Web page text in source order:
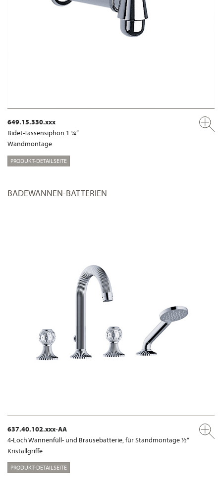
649.15.330.xxx
Bidet-Tassensiphon 1 ¼“
Wandmontage
PRODUKT-DETAILSEITE
BADEWANNEN-BATTERIEN
637.40.102.xxx-AA
4-Loch Wannenfüll- und Brausebatterie, für Standmontage ½“
Kristallgriffe
PRODUKT-DETAILSEITE